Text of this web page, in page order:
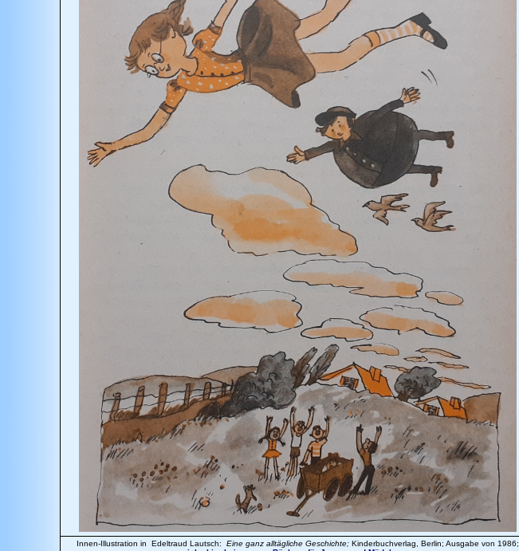
Innen-Illustration in Edeltraud Lautsch: Eine ganz alltägliche Geschichte; Kinderbuchverlag, Berlin; Ausgabe von 1986;